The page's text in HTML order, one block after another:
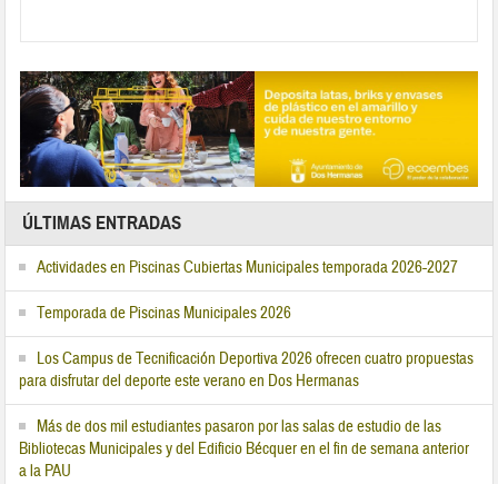
ÚLTIMAS ENTRADAS
Actividades en Piscinas Cubiertas Municipales temporada 2026-2027
Temporada de Piscinas Municipales 2026
Los Campus de Tecnificación Deportiva 2026 ofrecen cuatro propuestas
para disfrutar del deporte este verano en Dos Hermanas
Más de dos mil estudiantes pasaron por las salas de estudio de las
Bibliotecas Municipales y del Edificio Bécquer en el fin de semana anterior
a la PAU